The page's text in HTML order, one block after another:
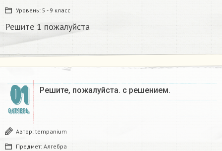
Уровень: 5 - 9 класс
Решите 1 пожалуйста
01
ОКТЯБРЬ
Решите, пожалуйста. с решением.
Автор: tempanium
Предмет: Алгебра